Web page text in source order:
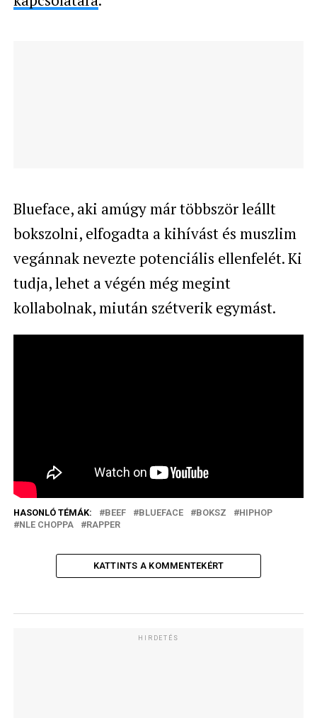
Blueface, aki amúgy már többször leállt
bokszolni, elfogadta a kihívást és muszlim
vegánnak nevezte potenciális ellenfelét. Ki
tudja, lehet a végén még megint
kollabolnak, miután szétverik egymást.
HASONLÓ TÉMÁK: BEEF BLUEFACE BOKSZ
HIPHOP
NLE CHOPPA
RAPPER
KATTINTS A KOMMENTEKÉRT
HIRDETÉS